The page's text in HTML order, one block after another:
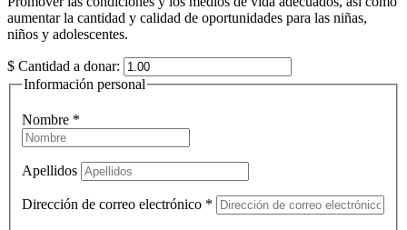
aumentar la cantidad y calidad de oportunidades para las niñas,
niños y adolescentes.
$ Cantidad a donar:
Información personal
Nombre *
Apellidos
Dirección de correo electrónico *